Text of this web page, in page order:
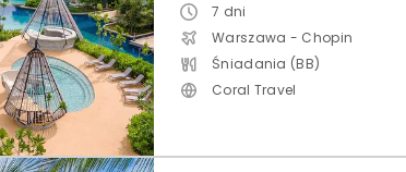
7 dni
Warszawa - Chopin
Śniadania (BB)
Coral Travel